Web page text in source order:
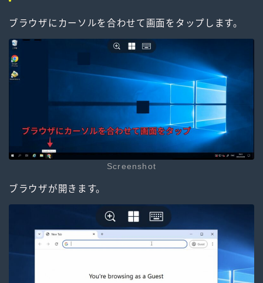
ブラウザにカーソルを合わせて画面をタップします。
Screenshot
ブラウザが開きます。